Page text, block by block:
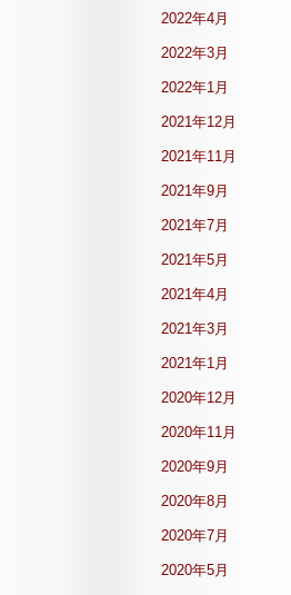
2022年4月
2022年3月
2022年1月
2021年12月
2021年11月
2021年9月
2021年7月
2021年5月
2021年4月
2021年3月
2021年1月
2020年12月
2020年11月
2020年9月
2020年8月
2020年7月
2020年5月